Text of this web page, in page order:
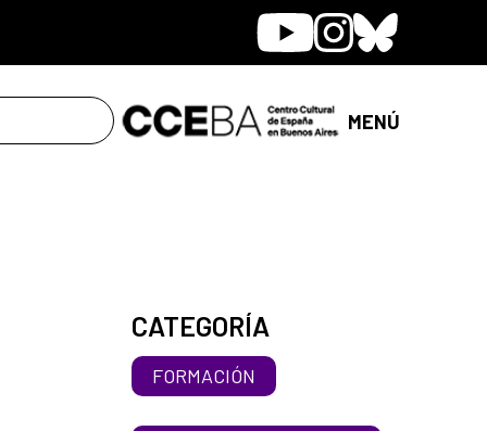
YoutubeInstagram
Bluesky
MENÚ
CATEGORÍA
FORMACIÓN